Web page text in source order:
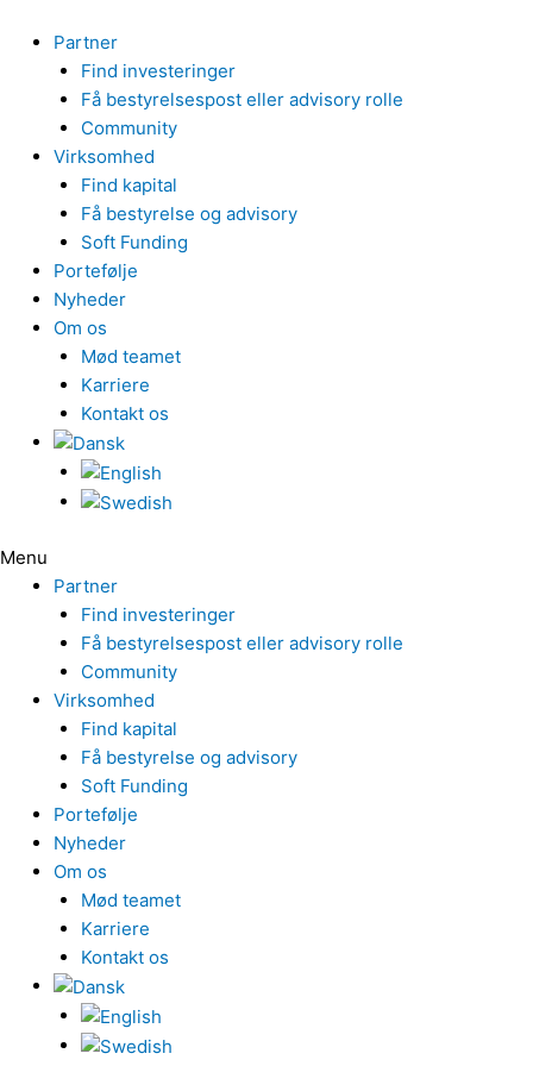
indholdet
Partner
Find investeringer
Få bestyrelsespost eller advisory rolle
Community
Virksomhed
Find kapital
Få bestyrelse og advisory
Soft Funding
Portefølje
Nyheder
Om os
Mød teamet
Karriere
Kontakt os
Menu
Partner
Find investeringer
Få bestyrelsespost eller advisory rolle
Community
Virksomhed
Find kapital
Få bestyrelse og advisory
Soft Funding
Portefølje
Nyheder
Om os
Mød teamet
Karriere
Kontakt os